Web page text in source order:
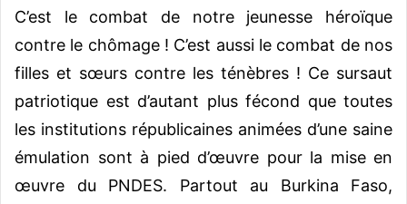
C’est le combat de notre jeunesse héroïque
contre le chômage ! C’est aussi le combat de nos
filles et sœurs contre les ténèbres ! Ce sursaut
patriotique est d’autant plus fécond que toutes
les institutions républicaines animées d’une saine
émulation sont à pied d’œuvre pour la mise en
œuvre du PNDES. Partout au Burkina Faso,